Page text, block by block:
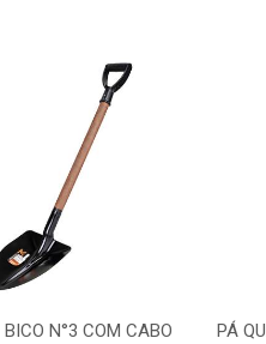
BICO N°3 COM CABO
PÁ